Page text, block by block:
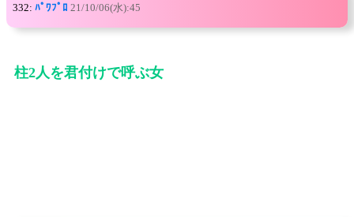
332: ﾊﾟﾜﾌﾟﾛ 21/10/06(水):45
柱2人を君付けで呼ぶ女